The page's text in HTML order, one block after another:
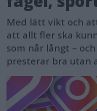
Med lätt vikt och
att allt fler ska
som når långt –
presterar bra utan